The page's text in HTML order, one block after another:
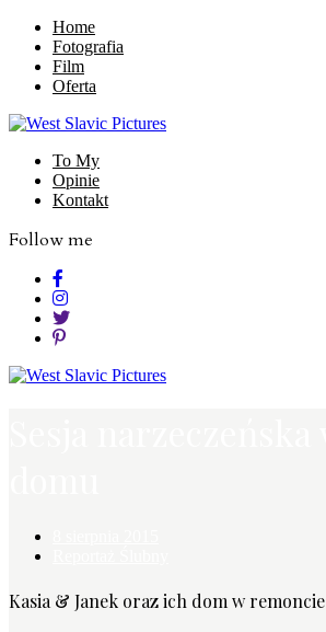
Home
Fotografia
Film
Oferta
To My
Opinie
Kontakt
Follow me
Kasia & Janek oraz ich dom w remoncie